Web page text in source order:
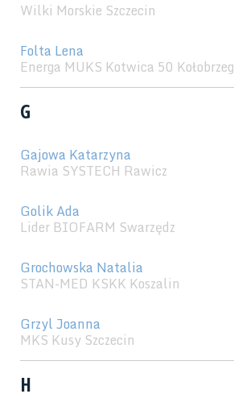
Wilki Morskie Szczecin
Folta Lena
Energa MUKS Kotwica 50 Kołobrzeg
G
Gajowa Katarzyna
Rawia SYSTECH Rawicz
Golik Ada
Lider BIOFARM Swarzędz
Grochowska Natalia
STAN-MED KSKK Koszalin
Grzyl Joanna
MKS Kusy Szczecin
H